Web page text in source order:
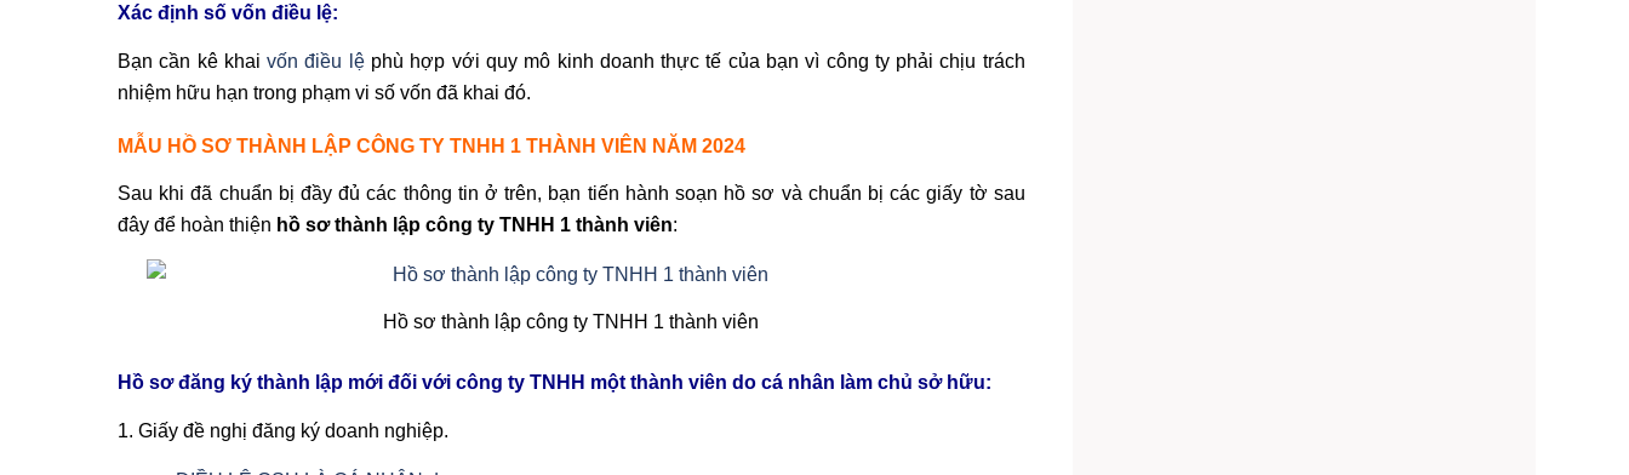
Xác định số vốn điều lệ:
Bạn cần kê khaivốn điều lệphù hợp với quy mô kinh doanh thực tế của bạn vì công ty phải chịu trách
nhiệm hữu hạn trong phạm vi số vốn đã khai đó.
MẪU HỒ SƠ THÀNH LẬP CÔNG TY TNHH 1 THÀNH VIÊN NĂM 2024
Sau khi đã chuẩn bị đầy đủ các thông tin ở trên, bạn tiến hành soạn hồ sơ và chuẩn bị các giấy tờ sau
đây để hoàn thiện hồ sơ thành lập công ty TNHH 1 thành viên:
Hồ sơ thành lập công ty TNHH 1 thành viên
Hồ sơ đăng ký thành lập mới đối với công ty TNHH một thành viên do cá nhân làm chủ sở hữu:
1. Giấy đề nghị đăng ký doanh nghiệp.